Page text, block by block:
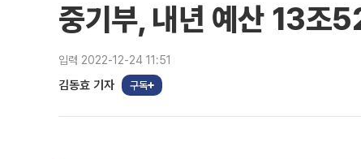
중기부, 내년 예산 13
입력 2022-12-24 11:51
김동효 기자 구독